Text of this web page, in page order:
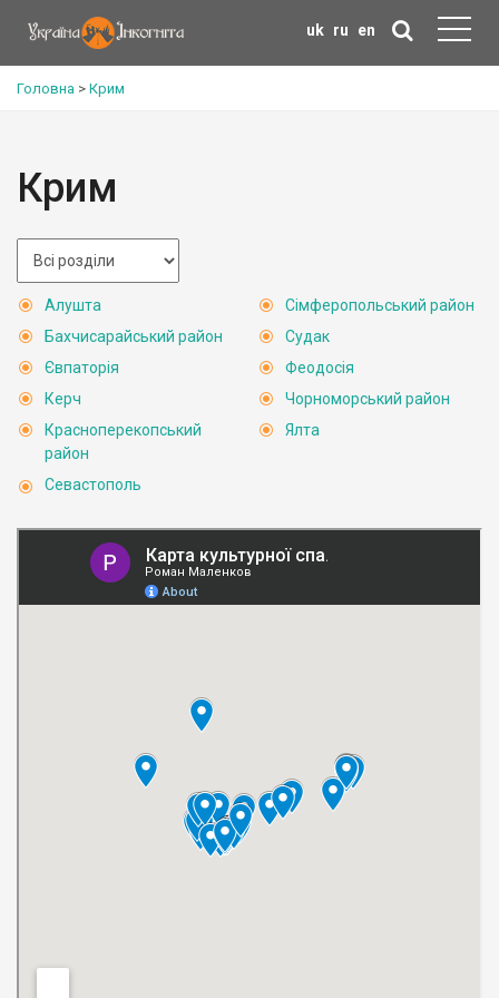
uk ru en
Головна > Крим
Крим
Алушта
Бахчисарайський район
Євпаторія
Керч
Красноперекопський
район
Севастополь
Сімферопольський район
Судак
Феодосія
Чорноморський район
Ялта